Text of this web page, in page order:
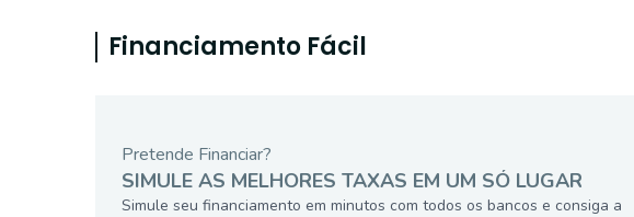
Financiamento Fácil
Pretende Financiar?
SIMULE AS MELHORES TAXAS EM UM SÓ LUGAR
Simule seu financiamento em minutos com todos os bancos e consiga a